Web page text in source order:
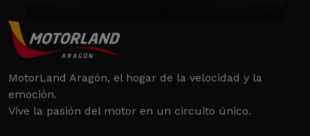
MotorLand Aragón, el hogar de la velocidad y la
emoción.
Vive la pasión del motor en un circuito único.